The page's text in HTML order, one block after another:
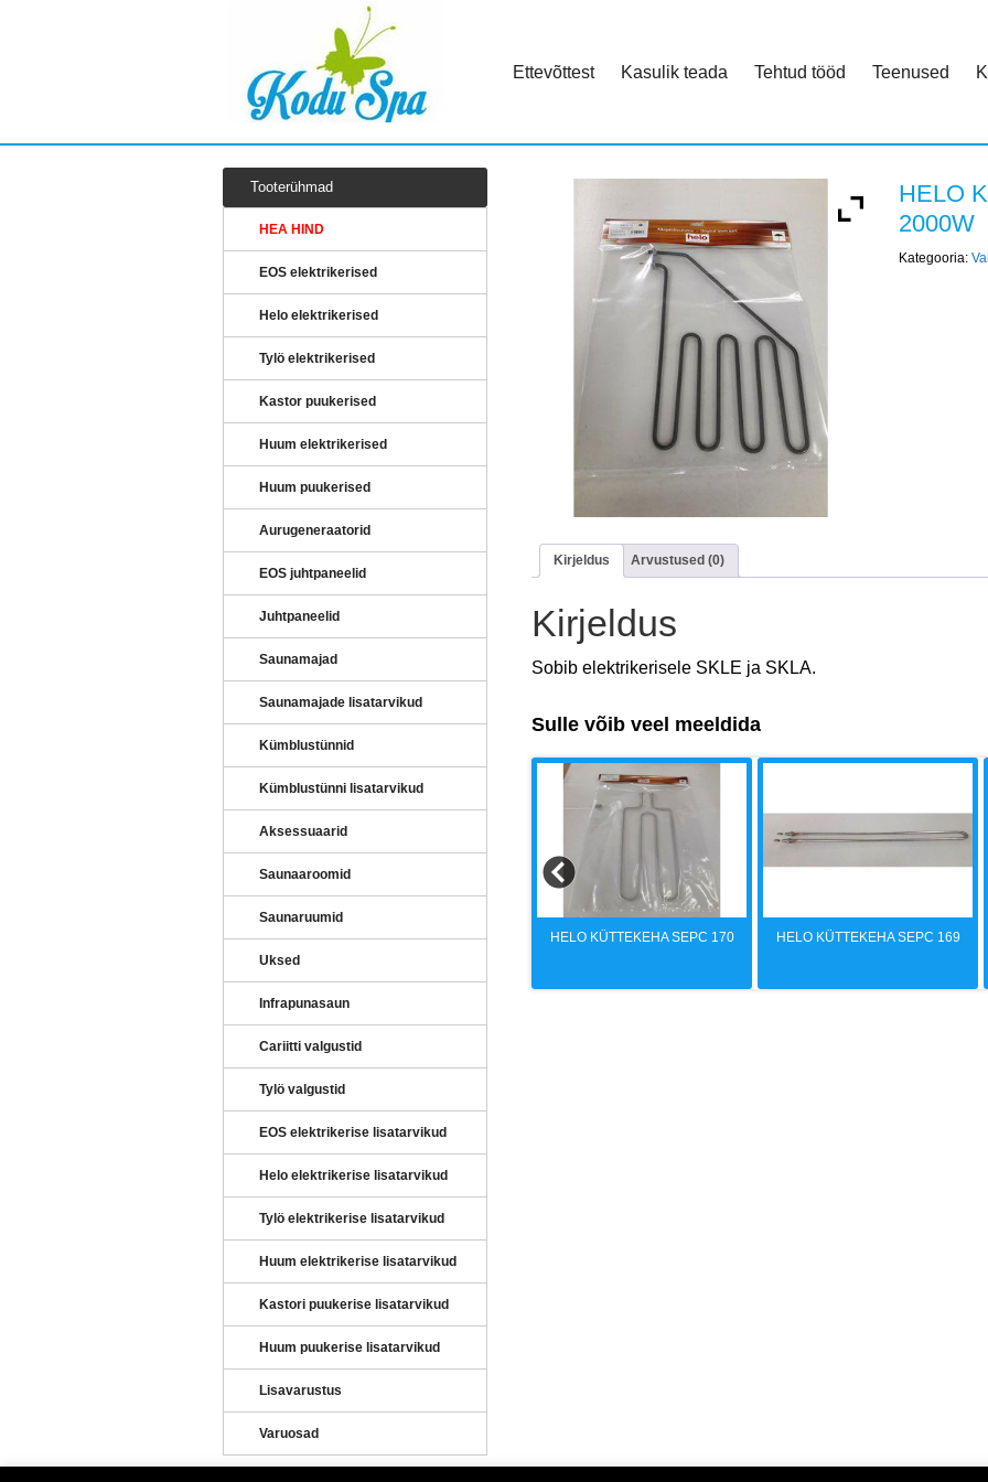
Ettevõttest Kasulik teada Tehtud tööd Teenused
HELO
2000W
Kategooria:
Kirjeldus Arvustused (0)
Kirjeldus
Sobib elektrikerisele SKLE ja SKLA.
Sulle võib veel meeldida
HELO KÜTTEKEHA SEPC 169 HELO KÜTTEKEHA SEPC 168 HELO KÜTTEKEHA SEPC 170 HELO KÜTTEKEHA SEPC 169
Tooterühmad
HEA HIND
EOS elektrikerised
Helo elektrikerised
Tylö elektrikerised
Kastor puukerised
Huum elektrikerised
Huum puukerised
Aurugeneraatorid
EOS juhtpaneelid
Juhtpaneelid
Saunamajad
Saunamajade lisatarvikud
Kümblustünnid
Kümblustünni lisatarvikud
Aksessuaarid
Saunaaroomid
Saunaruumid
Uksed
Infrapunasaun
Cariitti valgustid
Tylö valgustid
EOS elektrikerise lisatarvikud
Helo elektrikerise lisatarvikud
Tylö elektrikerise lisatarvikud
Huum elektrikerise lisatarvikud
Kastori puukerise lisatarvikud
Huum puukerise lisatarvikud
Lisavarustus
Varuosad